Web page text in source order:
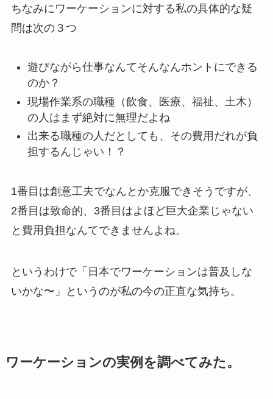
ちなみにワーケーションに対する私の具体的な疑
問は次の３つ
遊びながら仕事なんてそんなんホントにできる
のか？
現場作業系の職種（飲食、医療、福祉、土木）
の人はまず絶対に無理だよね
出来る職種の人だとしても、 その費用だれが負
担するんじゃい！？
1番目は創意工夫でなんとか克服できそうですが、
2番目は致命的、3番目はよほど巨大企業じゃない
と費用負担なんてできませんよね。
というわけで「 日本でワーケーションは普及しな
いかな〜 」というのが私の今の正直な気持ち。
ワーケーションの実例を調べてみた。